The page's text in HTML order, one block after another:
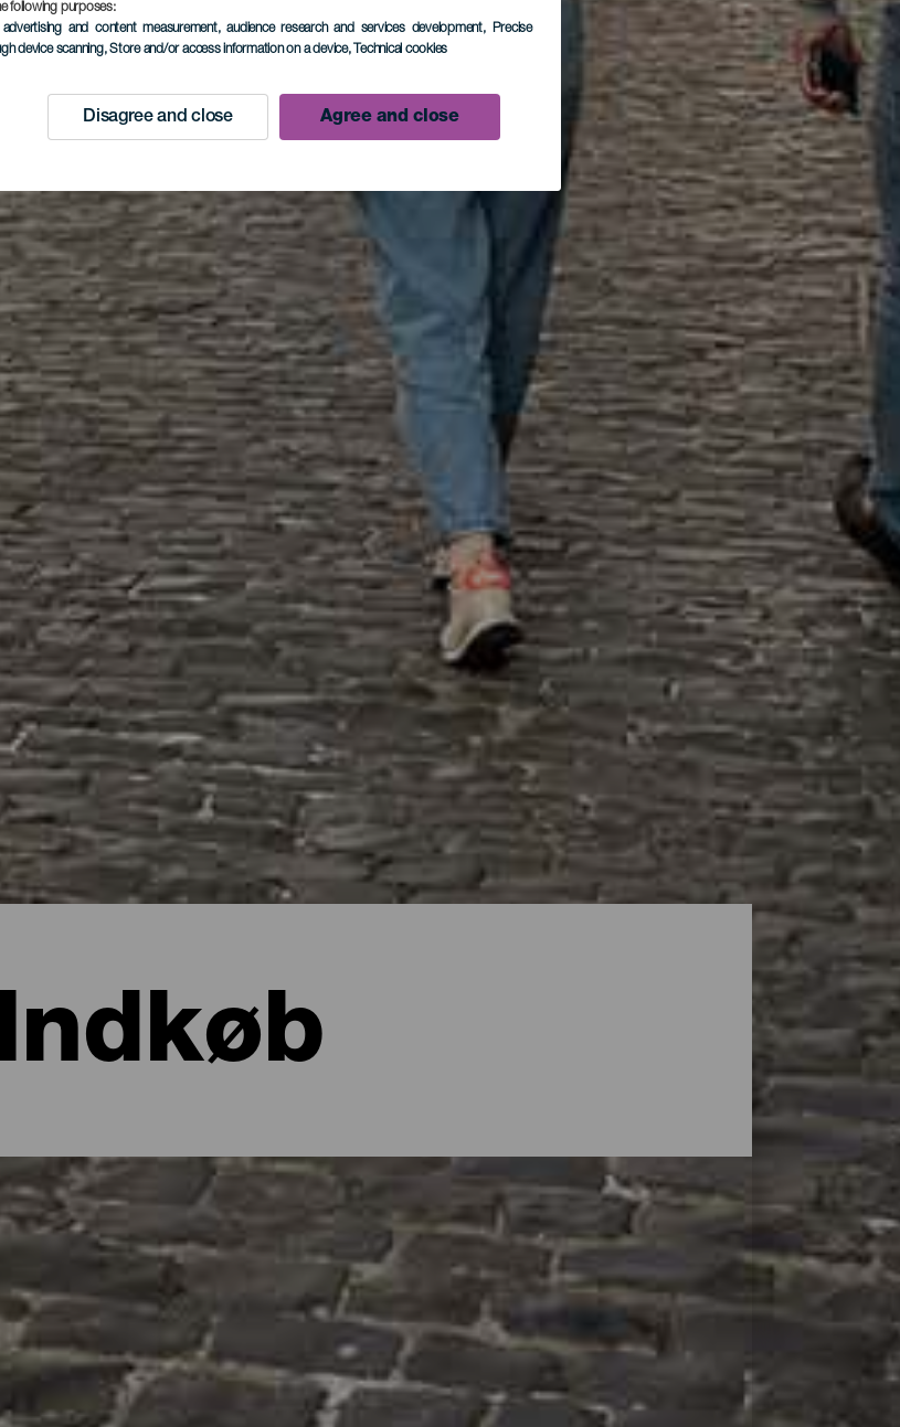
following purposes:
and content measurement, audience research and services development, Precise
device scanning, Store and/or access information on a device, Technical cookies
Disagree and close Agree and close
kun i form af fotos og videoer. La Palmas shoppingområder er en god måde at tilbringe en
gader og tage nogle souvenirs med hjem. Butikkerne på gadeplan med deres farverige
på lokalt håndværk, øgruppens skattefordele eller de konkurrencedygtige priser på nogle